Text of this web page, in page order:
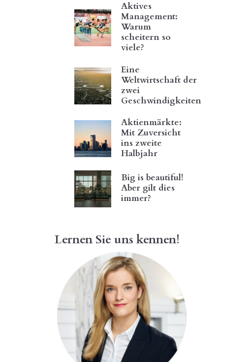
Aktives
Management:
Warum
scheitern so
viele?
Eine
Weltwirtschaft der
zwei
Geschwindigkeiten
Aktienmärkte:
Mit Zuversicht
ins zweite
Halbjahr
Big is beautiful!
Aber gilt dies
immer?
Lernen Sie uns kennen!